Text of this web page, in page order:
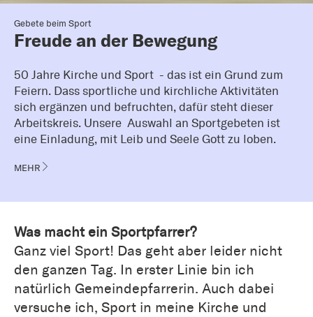
Gebete beim Sport
Freude an der Bewegung
50 Jahre Kirche und Sport - das ist ein Grund zum
Feiern. Dass sportliche und kirchliche Aktivitäten
sich ergänzen und befruchten, dafür steht dieser
Arbeitskreis. Unsere Auswahl an Sportgebeten ist
eine Einladung, mit Leib und Seele Gott zu loben.
MEHR
Was macht ein Sportpfarrer?
Ganz viel Sport! Das geht aber leider nicht
den ganzen Tag. In erster Linie bin ich
natürlich Gemeindepfarrerin. Auch dabei
versuche ich, Sport in meine Kirche und